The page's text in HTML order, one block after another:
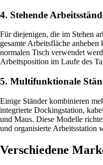
4. Stehende
Für diejenigen, die im Stehen
gesamte Arbeitsfläche
normalen Tisch verwendet
Arbeitsposition im Laufe des
5. Multifunktionale
Einige Ständer kombinieren
integrierte Dockingstation,
und Maus. Diese Modelle
und organisierte Arbeitsstation
Verschiedene